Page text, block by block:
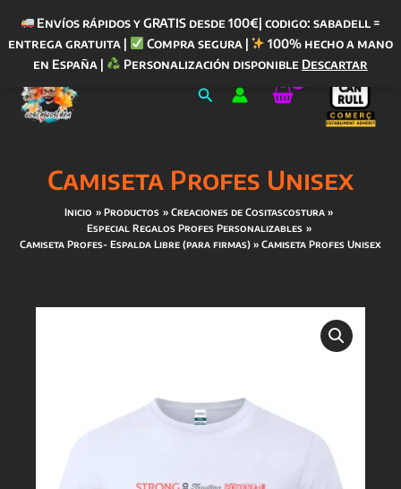
Envíos rápidos y GRATIS desde 100€| codigo: sabadell =
entrega gratuita |
Compra segura |
100% hecho a mano
en España |
Personalización disponible Descartar
contenido
Buscar
Camiseta Profes Unisex
Inicio Productos
Creaciones de Cositascostura
Especial Regalos Profes Personalizables
Camiseta Profes- Espalda Libre (para firmas)
Camiseta Profes Unisex